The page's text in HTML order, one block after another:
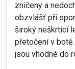
zničeny a
obzvlášť při
široký neškrtící
přetočení v
jsou vhodné do